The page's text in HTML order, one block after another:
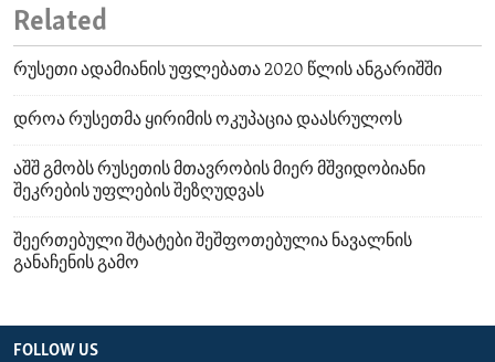
Related
რუსეთი ადამიანის უფლებათა 2020 წლის ანგარიშში
დროა რუსეთმა ყირიმის ოკუპაცია დაასრულოს
აშშ გმობს რუსეთის მთავრობის მიერ მშვიდობიანი
შეკრების უფლების შეზღუდვას
შეერთებული შტატები შეშფოთებულია ნავალნის
განაჩენის გამო
FOLLOW US